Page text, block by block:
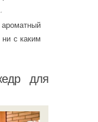
ни с каким
для